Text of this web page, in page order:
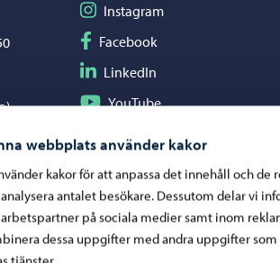
webbplats använder kakor
kakor för att anpassa det innehåll och
antalet besökare. Dessutom delar vi
på sociala medier samt inom
dessa uppgifter med andra uppgifter
Följ på Instagram
Instagram
Följ på Facebook
Facebook
Följ på LinkedIn
LinkedIn
Följ på YouTube
YouTube